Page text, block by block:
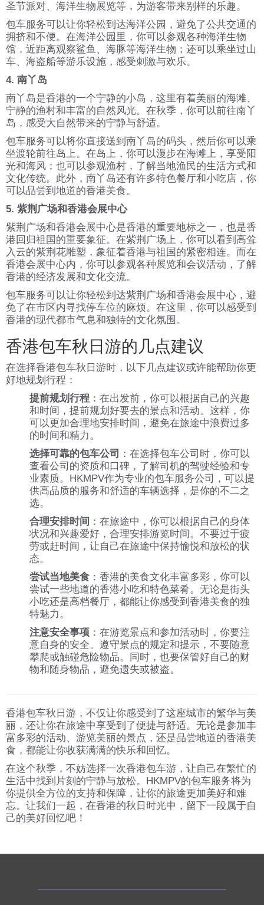
圣节派对、海洋生物展览等，为游客带来别样的乐趣。
包车服务可以让你轻松到达海洋公园，避免了公共交通的
拥挤和不便。在海洋公园里，你可以参观各种海洋生物
馆，近距离观察鲨鱼、海豚等海洋生物；还可以乘坐过山
车、海盗船等游乐设施，感受刺激与欢乐。
4. 南丫岛
南丫岛是香港的一个宁静的小岛，这里有着美丽的海滩、
宁静的渔村和丰富的自然风光。在秋季，你可以前往南丫
岛，感受大自然带来的宁静与舒适。
包车服务可以将你直接送到南丫岛的码头，然后你可以乘
坐渡轮前往岛上。在岛上，你可以漫步在海滩上，享受阳
光和海风；也可以参观渔村，了解当地渔民的生活方式和
文化传统。此外，南丫岛还有许多特色餐厅和小吃店，你
可以品尝到地道的香港美食。
5. 紫荆广场和香港会展中心
紫荆广场和香港会展中心是香港的重要地标之一，也是香
港回归祖国的重要象征。在紫荆广场上，你可以看到高耸
入云的紫荆花雕塑，象征着香港与祖国的紧密相连。而在
香港会展中心内，你可以参观各种展览和会议活动，了解
香港的经济发展和文化交流。
包车服务可以让你轻松到达紫荆广场和香港会展中心，避
免了在市区内寻找停车位的麻烦。在这里，你可以感受到
香港的现代都市气息和独特的文化氛围。
香港包车秋日游的几点建议
在选择香港包车秋日游时，以下几点建议或许能帮助你更
好地规划行程：
提前规划行程 ：在出发前，你可以根据自己的兴趣
和时间，提前规划好要去的景点和活动。这样，你
可以更加合理地安排时间，避免在旅途中浪费过多
的时间和精力。
选择可靠的包车公司 ：在选择包车公司时，你可以
查看公司的资质和口碑，了解司机的驾驶经验和专
业素质。HKMPV作为专业的包车服务公司，可以提
供高品质的服务和舒适的车辆选择，是你的不二之
选。
合理安排时间 ：在旅途中，你可以根据自己的身体
状况和兴趣爱好，合理安排游览时间。不要过于疲
劳或赶时间，让自己在旅途中保持愉悦和放松的状
态。
尝试当地美食 ：香港的美食文化丰富多彩，你可以
尝试一些地道的香港小吃和特色菜肴。无论是街头
小吃还是高档餐厅，都能让你感受到香港美食的独
特魅力。
注意安全事项 ：在游览景点和参加活动时，你要注
意自身的安全。遵守景点的规定和提示，不要随意
攀爬或触碰危险物品。同时，也要保管好自己的财
物和随身物品，避免遗失或被盗。
香港包车秋日游，不仅让你感受到了这座城市的繁华与美
丽，还让你在旅途中享受到了便捷与舒适。无论是参加丰
富多彩的活动、游览美丽的景点，还是品尝地道的香港美
食，都能让你收获满满的快乐和回忆。
在这个秋季，不妨选择一次香港包车游，让自己在繁忙的
生活中找到片刻的宁静与放松。HKMPV的包车服务将为
你提供全方位的支持和保障，让你的旅途更加美好和难
忘。让我们一起，在香港的秋日时光中，留下一段属于自
己的美好回忆吧！